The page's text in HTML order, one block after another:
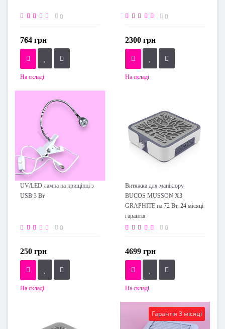
0
764 грн
На складі
0
2300 грн
На складі
UV/LED лампа на прищіпці з
USB 3 Вт
0
250 грн
На складі
Витяжка для манікюру
BUCOS MUSSON X3
GRAPHITE на 72 Вт, 24 місяці
гарантія
0
4699 грн
На складі
Гарантія 3 місяці